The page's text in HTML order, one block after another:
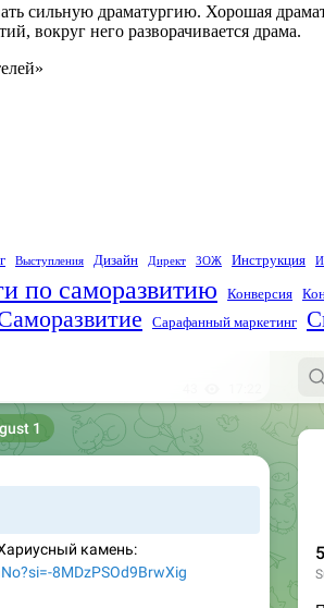
сильную драматургию. Хорошая
вокруг него разворачивается драма.
Выступления Дизайн Директ ЗОЖ Инструкция
по саморазвитию Конверсия
Сарафанный маркетинг